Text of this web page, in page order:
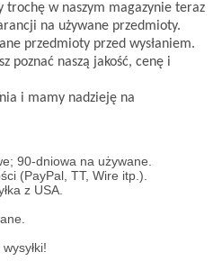
trochę w naszym magazynie teraz
na używane przedmioty.
przedmioty przed wysłaniem.
poznać naszą jakość, cenę i
i mamy nadzieję na
90-dniowa na używane.
(PayPal, TT, Wire itp.).
z USA.